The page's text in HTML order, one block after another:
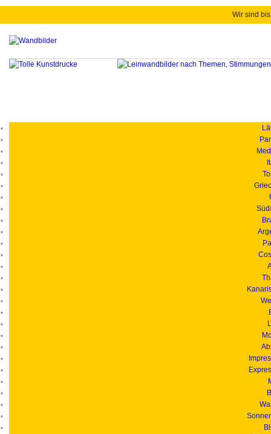
Wir sind